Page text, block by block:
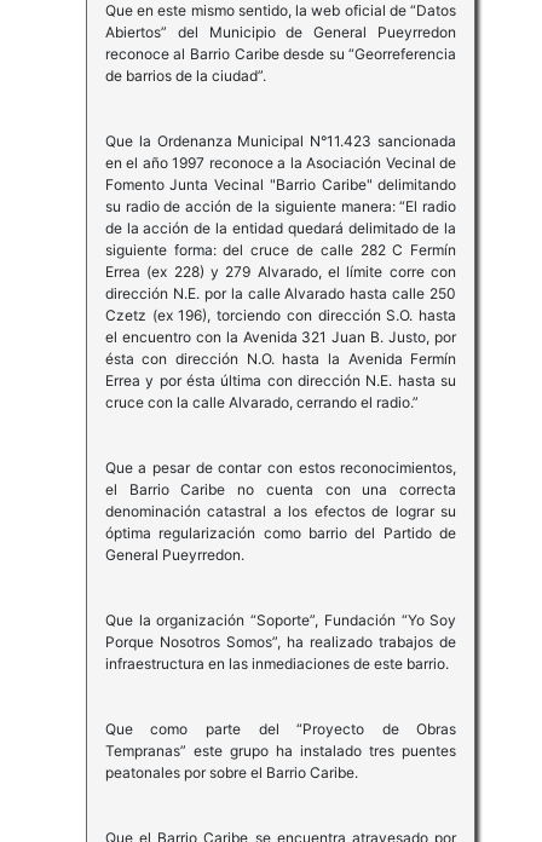
Que en este mismo sentido, la web oficial de “Datos
Abiertos” del Municipio de General Pueyrredon
reconoce al Barrio Caribe desde su “Georreferencia
de barrios de la ciudad”.
Que la Ordenanza Municipal N°11.423 sancionada
en el año 1997 reconoce a la Asociación Vecinal de
Fomento Junta Vecinal "Barrio Caribe" delimitando
su radio de acción de la siguiente manera: “El radio
de la acción de la entidad quedará delimitado de la
siguiente forma: del cruce de calle 282 C Fermín
Errea (ex 228) y 279 Alvarado, el límite corre con
dirección N.E. por la calle Alvarado hasta calle 250
Czetz (ex 196), torciendo con dirección S.O. hasta
el encuentro con la Avenida 321 Juan B. Justo, por
ésta con dirección N.O. hasta la Avenida Fermín
Errea y por ésta última con dirección N.E. hasta su
cruce con la calle Alvarado, cerrando el radio.”
Que a pesar de contar con estos reconocimientos,
el Barrio Caribe no cuenta con una correcta
denominación catastral a los efectos de lograr su
óptima regularización como barrio del Partido de
General Pueyrredon.
Que la organización “Soporte”, Fundación “Yo Soy
Porque Nosotros Somos”, ha realizado trabajos de
infraestructura en las inmediaciones de este barrio.
Que como parte del “Proyecto de Obras
Tempranas” este grupo ha instalado tres puentes
peatonales por sobre el Barrio Caribe.
Que el Barrio Caribe se encuentra atravesado por